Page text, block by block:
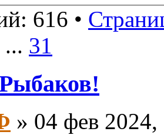
616 •
... 31
» 04 фев